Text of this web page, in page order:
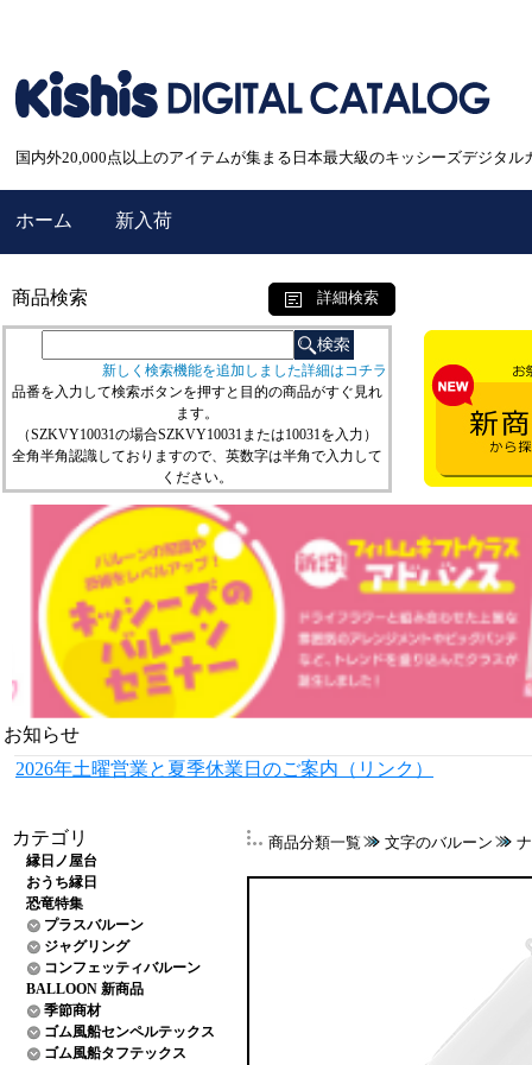
国内外20,000点以上のアイテムが集まる日本最大級のキッシーズデジタル
ホーム 新入荷
商品検索 詳細検索
新しく検索機能を追加しました詳細はコチラ
品番を入力して検索ボタンを押すと目的の商品がすぐ見れ
ます。
（SZKVY10031の場合SZKVY10031または10031を入力）
全角半角認識しておりますので、英数字は半角で入力して
ください。
お知らせ
2026年土曜営業と夏季休業日のご案内（リンク）
カテゴリ
縁日ノ屋台
おうち縁日
恐竜特集
プラスバルーン
ジャグリング
コンフェッティバルーン
BALLOON 新商品
季節商材
ゴム風船センペルテックス
ゴム風船タフテックス
商品分類一覧 文字のバルーン